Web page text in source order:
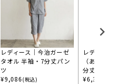
レディース｜今治ガーゼ
タオル 半袖・7分丈パン
ツ
¥9,086 (税込)
レディー
（あぜく
分丈パンツ
¥6,399